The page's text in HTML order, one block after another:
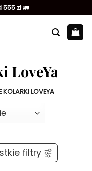
zł 🚛
LoveYa
KOLARKI LOVEYA
filtry